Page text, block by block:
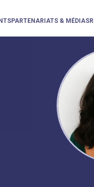
PARTENARIATS & MÉDIAS